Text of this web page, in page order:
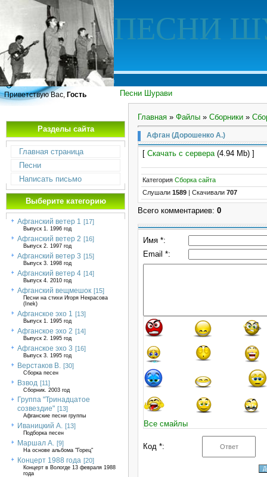
ПЕСНИ
Песни Шурави
Приветствую Вас, Гость
Разделы сайта
Главная страница
Песни
Написать письмо
Выберите категорию
Афганский ветер 1 [17]
Выпуск 1. 1996 год
Афганский ветер 2 [16]
Выпуск 2. 1997 год
Афганский ветер 3 [15]
Выпуск 3. 1998 год
Афганский ветер 4 [14]
Выпуск 4. 2010 год
Афганский вещмешок [15]
Песни на стихи Игоря Некрасова
(Inek)
Афганское эхо 1 [13]
Выпуск 1. 1995 год
Афганское эхо 2 [14]
Выпуск 2. 1995 год
Афганское эхо 3 [16]
Выпуск 3. 1995 год
Верстаков В. [30]
Сборка песен
Взвод [11]
Сборник. 2003 год
Группа "Тринадцатое
созвездие" [13]
Афганские песни группы
Иваницкий А. [13]
Подборка песен
Маршал А. [9]
На основе альбома "Горец"
Концерт 1988 года [20]
Концерт в Вологде 13 февраля 1988
года
Главная » Файлы » Сборники »
Афган (Дорошенко А.)
[ Скачать с сервера(4.94 Mb) ]
Категория Сборка сайта
Слушали 1589 Скачивали 707
Всего комментариев: 0
Имя *:
Email *:
Все смайлы
Код *: